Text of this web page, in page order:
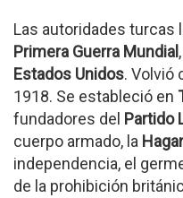
Las autoridades turcas
Primera Guerra Mundial
Estados Unidos. Volvió
1918. Se estableció en
fundadores del Partido
cuerpo armado, la
independencia, el
de la prohibición